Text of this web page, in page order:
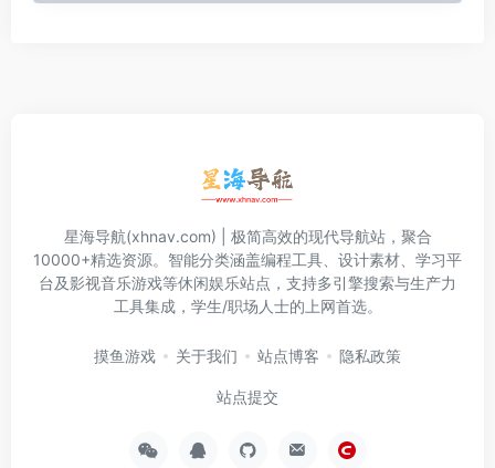
星海导航(xhnav.com) | 极简高效的现代导航站，聚合
10000+精选资源。智能分类涵盖编程工具、设计素材、学习平
台及影视音乐游戏等休闲娱乐站点，支持多引擎搜索与生产力
工具集成，学生/职场人士的上网首选。
摸鱼游戏 关于我们 站点博客 隐私政策
站点提交